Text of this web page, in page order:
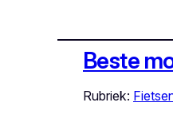
Beste
Rubriek: